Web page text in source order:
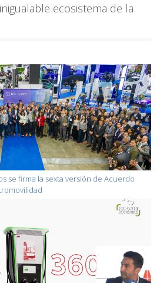
ecosistema de la
se firma la sexta versión de Acuerdo